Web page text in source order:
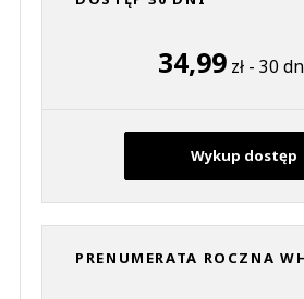
34,99 zł - 30
Wykup dostęp
PRENUMERATA ROCZNA